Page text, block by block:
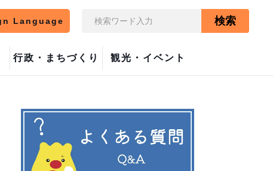
行政・まちづくり 観光・イベント
Language 検索